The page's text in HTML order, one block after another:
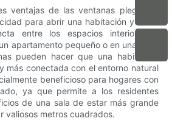
ventajas de las ventanas plegables
para abrir una habitación y crear
entre los espacios interiores y
apartamento pequeño o en una casa
pueden hacer que una habitación
más conectada con el entorno natural
beneficioso para hogares con
ya que permite a los residentes
de una sala de estar más grande
valiosos metros cuadrados.